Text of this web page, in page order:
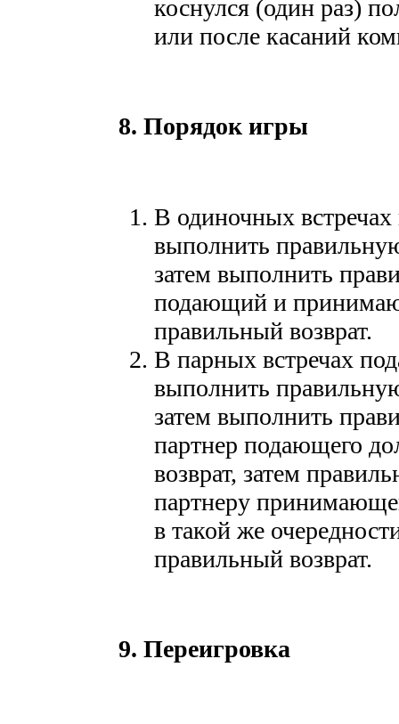
коснулся (один раз)
или после касаний
8. Порядок игры
В одиночных
выполнить
затем выполнить
подающий и
правильный возврат.
В парных встречах
выполнить
затем выполнить
партнер подающего
возврат, затем
партнеру
в такой же
правильный возврат.
9. Переигровка